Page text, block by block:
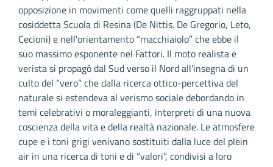
opposizione in movimenti come quelli raggruppati nella
cosiddetta Scuola di Resina (De Nittis. De Gregorio, Leto,
Cecioni) e nell'orientamento “macchiaiolo” che ebbe il
suo massimo esponente nel Fattori. Il moto realista e
verista si propagò dal Sud verso il Nord all'insegna di un
culto del “vero” che dalla ricerca ottico-percettiva del
naturale si estendeva al verismo sociale debordando in
temi celebrativi o moraleggianti, interpreti di una nuova
coscienza della vita e della realtà nazionale. Le atmosfere
cupe e i toni grigi venivano sostituiti dalla luce del plein
air in una ricerca di toni e di “valori”, condivisi a loro